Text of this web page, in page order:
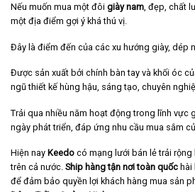
Nếu muốn mua một đôi giày nam , đẹp, chất
một địa điểm gợi ý khá thú vị.
Đây là điểm đến của các xu hướng giày, dép
Được sản xuất bởi chính bàn tay và khối óc
ngũ thiết kế hùng hậu, sáng tạo, chuyên
Trải qua nhiều năm hoạt động trong lĩnh vực
ngày phát triển, đáp ứng nhu cầu mua sắm
Hiện nay Keedo có mạng lưới bán lẻ trải
trên cả nước. Ship hàng tận nơi toàn quốc
để đảm bảo quyền lợi khách hàng mua sản